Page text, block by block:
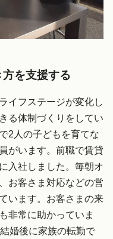
を支援する
イフステージが変化し
る体制づくりをしてい
2人の子どもを育てな
がいます。前職で賃貸
入社しました。毎朝オ
お客さま対応などの営
います。お客さまの来
非常に助かっていま
婚後に家族の転勤で